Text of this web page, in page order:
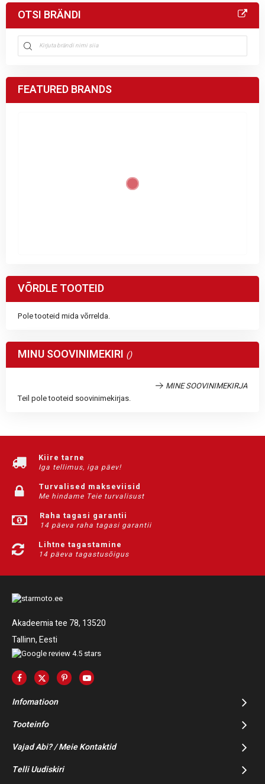
OTSI BRÄNDI
FEATURED BRANDS
VÕRDLE TOOTEID
Pole tooteid mida võrrelda.
MINU SOOVINIMEKIRI
MINE SOOVINIMEKIRJA
Teil pole tooteid soovinimekirjas.
Kiire tarne
Iga tellimus, iga päev!
Turvalised makseviisid
Me hindame Teie turvalisust
Raha tagasi garantii
14 päeva raha tagasi garantii
Lihtne tagastamine
14 päeva tagastusõigus
Akadeemia tee 78, 13520
Tallinn, Eesti
Infomatioon
Tooteinfo
Vajad Abi? / Meie Kontaktid
Telli Uudiskiri